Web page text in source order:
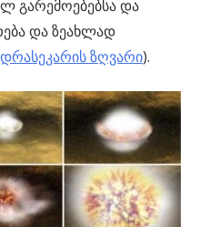
გარემოებებსა და
და ზეახლად
ზღვარი).